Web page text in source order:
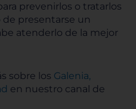
prevenirlos o tratarlos
presentarse un
atenderlo de la mejor
sobre los Galenia,
en nuestro canal de